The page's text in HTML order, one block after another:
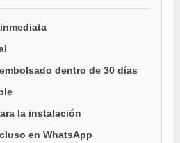
dentro de 30 días
la instalación
en WhatsApp